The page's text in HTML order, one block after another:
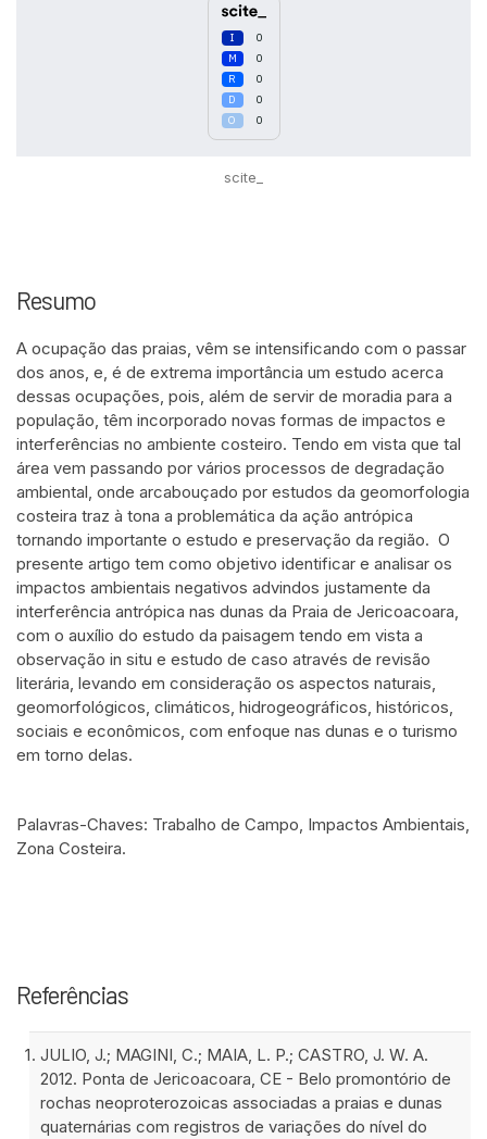
0
0
0
0
0
scite_
Resumo
A ocupação das praias, vêm se intensificando com o passar
dos anos, e, é de extrema importância um estudo acerca
dessas ocupações, pois, além de servir de moradia para a
população, têm incorporado novas formas de impactos e
interferências no ambiente costeiro. Tendo em vista que tal
área vem passando por vários processos de degradação
ambiental, onde arcabouçado por estudos da geomorfologia
costeira traz à tona a problemática da ação antrópica
tornando importante o estudo e preservação da região. O
presente artigo tem como objetivo identificar e analisar os
impactos ambientais negativos advindos justamente da
interferência antrópica nas dunas da Praia de Jericoacoara,
com o auxílio do estudo da paisagem tendo em vista a
observação in situ e estudo de caso através de revisão
literária, levando em consideração os aspectos naturais,
geomorfológicos, climáticos, hidrogeográficos, históricos,
sociais e econômicos, com enfoque nas dunas e o turismo
em torno delas.
Palavras-Chaves: Trabalho de Campo, Impactos Ambientais,
Zona Costeira.
Referências
JULIO, J.; MAGINI, C.; MAIA, L. P.; CASTRO, J. W. A.
2012. Ponta de Jericoacoara, CE - Belo promontório de
rochas neoproterozoicas associadas a praias e dunas
quaternárias com registros de variações do nível do